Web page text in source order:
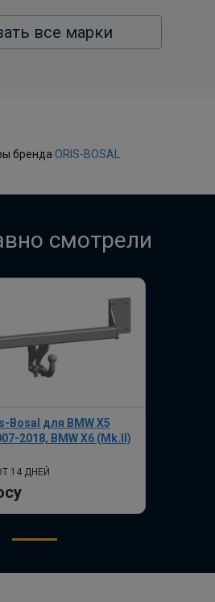
все марки
бренда ORIS-BOSAL
смотрели
Bosal для BMW X5
2018, BMW X6 (Mk.II)
14 ДНЕЙ